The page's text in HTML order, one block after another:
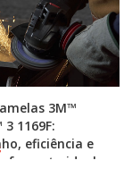
3M™
1169F:
eficiência e
formato ideal